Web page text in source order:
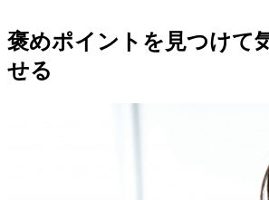
褒めポイントを見つけて
せる